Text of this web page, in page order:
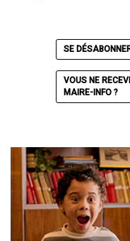
SE
VOUS NE
MAIRE-INFO ?